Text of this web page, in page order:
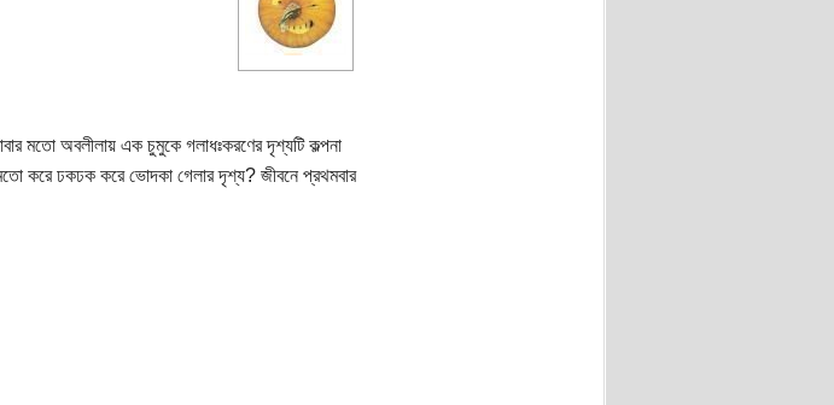
মতো অবলীলায় এক চুমুকে গলাধঃকরণের দৃশ্যটি কল্পনা
করে ঢকঢক করে ভোদকা গেলার দৃশ্য? জীবনে প্রথমবার